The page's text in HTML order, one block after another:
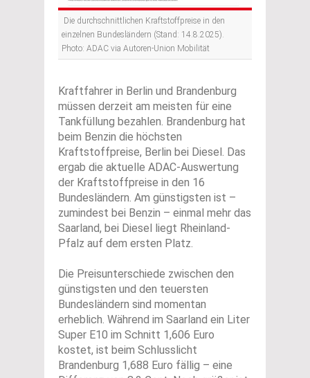
Die durchschnittlichen Kraftstoffpreise in den
einzelnen Bundesländern (Stand: 14.8.2025).
Photo: ADAC via Autoren-Union Mobilität
Kraftfahrer in Berlin und Brandenburg
müssen derzeit am meisten für eine
Tankfüllung bezahlen. Brandenburg hat
beim Benzin die höchsten
Kraftstoffpreise, Berlin bei Diesel. Das
ergab die aktuelle ADAC-Auswertung
der Kraftstoffpreise in den 16
Bundesländern. Am günstigsten ist –
zumindest bei Benzin – einmal mehr das
Saarland, bei Diesel liegt Rheinland-
Pfalz auf dem ersten Platz.
Die Preisunterschiede zwischen den
günstigsten und den teuersten
Bundesländern sind momentan
erheblich. Während im Saarland ein Liter
Super E10 im Schnitt 1,606 Euro
kostet, ist beim Schlusslicht
Brandenburg 1,688 Euro fällig – eine